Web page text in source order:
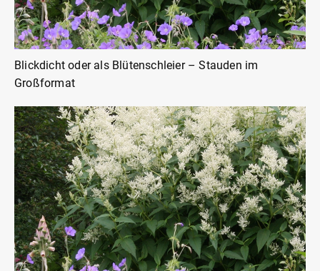
Blickdicht oder als Blütenschleier – Stauden im
Großformat